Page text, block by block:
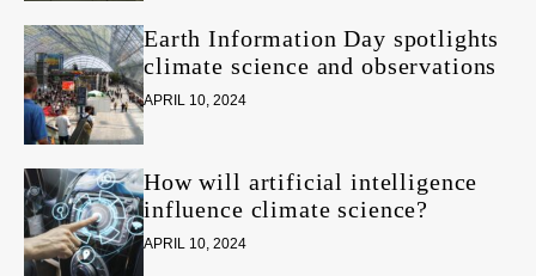
Earth Information Day spotlights
climate science and observations
APRIL 10, 2024
How will artificial intelligence
influence climate science?
APRIL 10, 2024